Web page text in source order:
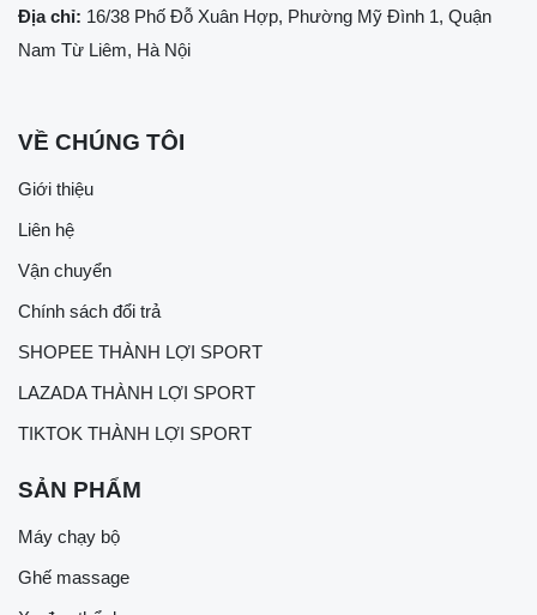
Địa chỉ: 16/38 Phố Đỗ Xuân Hợp, Phường Mỹ Đình 1, Quận
Nam Từ Liêm, Hà Nội
VỀ CHÚNG TÔI
Giới thiệu
Liên hệ
Vận chuyển
Chính sách đổi trả
SHOPEE THÀNH LỢI SPORT
LAZADA THÀNH LỢI SPORT
TIKTOK THÀNH LỢI SPORT
SẢN PHẨM
Máy chạy bộ
Ghế massage